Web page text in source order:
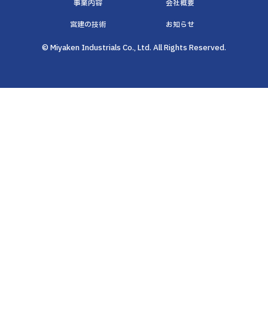
事業内容 会社概要
宮建の技術 お知らせ
© Miyaken Industrials Co., Ltd. All Rights Reserved.